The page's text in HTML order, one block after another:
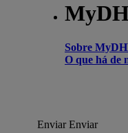
Sobre
O que há de
EnviarEnviar